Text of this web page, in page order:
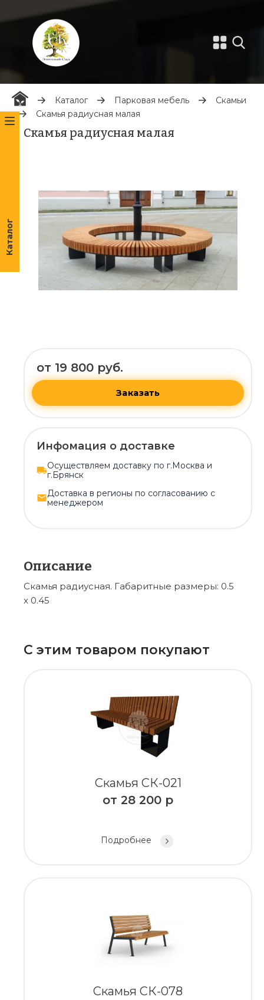
Каталог Парковая мебель
Скамьи
Скамья радиусная малая
Скамья радиусная малая
Каталог
от 19 800 руб.
Заказать
Инфомация о доставке
Осуществляем доставку по г.Москва и
г.Брянск
Доставка в регионы по согласованию с
менеджером
Описание
Скамья радиусная. Габаритные размеры: 0.5
x 0.45
С этим товаром покупают
Скамья СК-021
от 28 200 р
Подробнее
Скамья СК-078